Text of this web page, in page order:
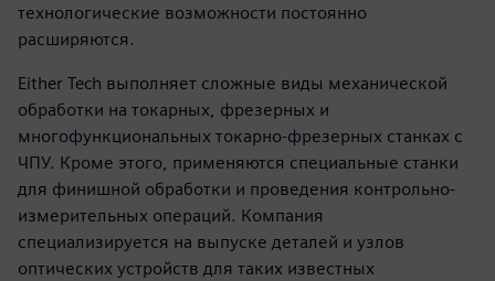
технологические возможности постоянно
расширяются.
Either Tech выполняет сложные виды механической
обработки на токарных, фрезерных и
многофункциональных токарно-фрезерных станках с
ЧПУ. Кроме этого, применяются специальные станки
для финишной обработки и проведения контрольно-
измерительных операций. Компания
специализируется на выпуске деталей и узлов
оптических устройств для таких известных